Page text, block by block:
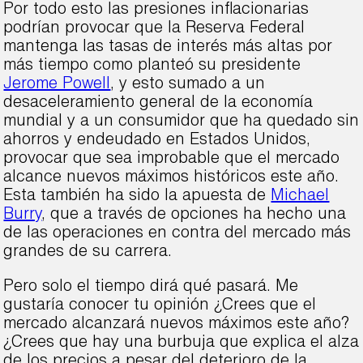
Por todo esto las presiones inflacionarias
podrían provocar que la Reserva Federal
mantenga las tasas de interés más altas por
más tiempo como planteó su presidente
Jerome Powell, y esto sumado a un
desaceleramiento general de la economía
mundial y a un consumidor que ha quedado sin
ahorros y endeudado en Estados Unidos,
provocar que sea improbable que el mercado
alcance nuevos máximos históricos este año.
Esta también ha sido la apuesta deMichael
Burry, que a través de opciones ha hecho una
de las operaciones en contra del mercado más
grandes de su carrera.
Pero solo el tiempo dirá qué pasará. Me
gustaría conocer tu opinión ¿Crees que el
mercado alcanzará nuevos máximos este año?
¿Crees que hay una burbuja que explica el alza